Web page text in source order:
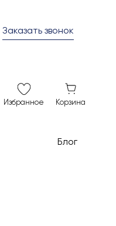
Заказать звонок
Избранное Корзина
Блог